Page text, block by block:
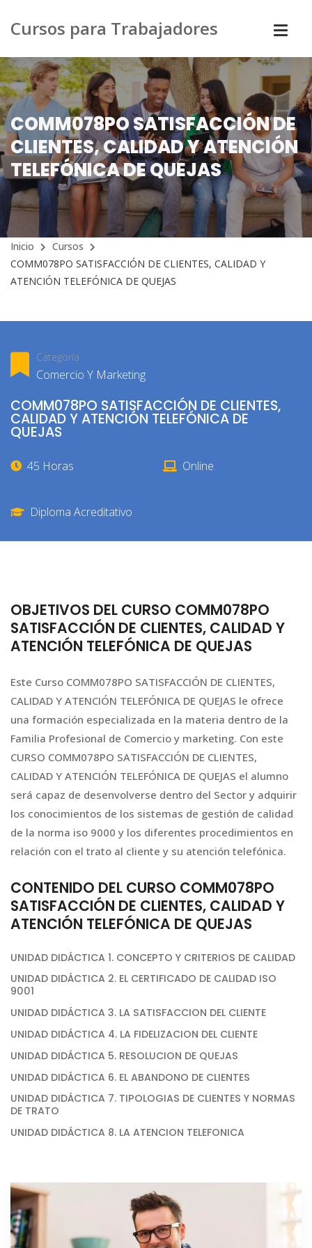
Cursos para Trabajadores
COMM078PO SATISFACCIÓN DE
CLIENTES, CALIDAD Y ATENCIÓN
TELEFÓNICA DE QUEJAS
Inicio
Cursos
COMM078PO SATISFACCIÓN DE CLIENTES, CALIDAD Y
ATENCIÓN TELEFÓNICA DE QUEJAS
Categoría
Comercio Y Marketing
COMM078PO SATISFACCIÓN DE CLIENTES,
CALIDAD Y ATENCIÓN TELEFÓNICA DE
QUEJAS
45 Horas Online
Diploma Acreditativo
OBJETIVOS DEL CURSO COMM078PO
SATISFACCIÓN DE CLIENTES, CALIDAD Y
ATENCIÓN TELEFÓNICA DE QUEJAS
Este Curso COMM078PO SATISFACCIÓN DE CLIENTES,
CALIDAD Y ATENCIÓN TELEFÓNICA DE QUEJAS le ofrece
una formación especializada en la materia dentro de la
Familia Profesional de Comercio y marketing. Con este
CURSO COMM078PO SATISFACCIÓN DE CLIENTES,
CALIDAD Y ATENCIÓN TELEFÓNICA DE QUEJAS el alumno
será capaz de desenvolverse dentro del Sector y adquirir
los conocimientos de los sistemas de gestión de calidad
de la norma iso 9000 y los diferentes procedimientos en
relación con el trato al cliente y su atención telefónica.
CONTENIDO DEL CURSO COMM078PO
SATISFACCIÓN DE CLIENTES, CALIDAD Y
ATENCIÓN TELEFÓNICA DE QUEJAS
UNIDAD DIDÁCTICA 1. CONCEPTO Y CRITERIOS DE CALIDAD
UNIDAD DIDÁCTICA 2. EL CERTIFICADO DE CALIDAD ISO
9001
UNIDAD DIDÁCTICA 3. LA SATISFACCION DEL CLIENTE
UNIDAD DIDÁCTICA 4. LA FIDELIZACION DEL CLIENTE
UNIDAD DIDÁCTICA 5. RESOLUCION DE QUEJAS
UNIDAD DIDÁCTICA 6. EL ABANDONO DE CLIENTES
UNIDAD DIDÁCTICA 7. TIPOLOGIAS DE CLIENTES Y NORMAS
DE TRATO
UNIDAD DIDÁCTICA 8. LA ATENCION TELEFONICA